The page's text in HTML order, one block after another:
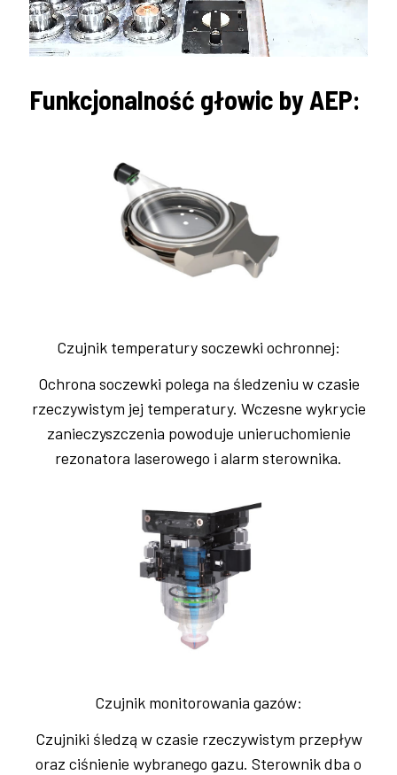
Funkcjonalność głowic by AEP:
Czujnik temperatury soczewki ochronnej:
Ochrona soczewki polega na śledzeniu w czasie
rzeczywistym jej temperatury. Wczesne wykrycie
zanieczyszczenia powoduje unieruchomienie
rezonatora laserowego i alarm sterownika.
Czujnik monitorowania gazów:
Czujniki śledzą w czasie rzeczywistym przepływ
oraz ciśnienie wybranego gazu. Sterownik dba o